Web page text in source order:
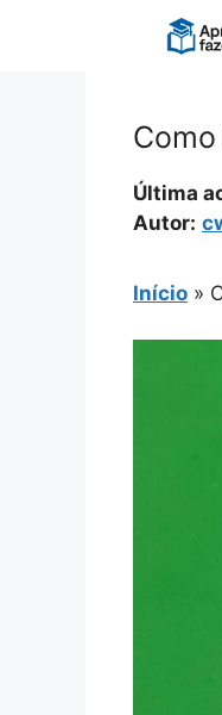
Última
Autor:
Início »